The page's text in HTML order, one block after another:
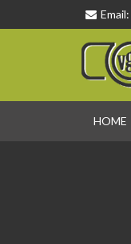
Email:
HOME